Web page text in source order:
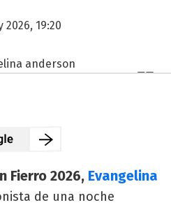
2026, 19:20
Fierro 2026, Evangelina
de una noche